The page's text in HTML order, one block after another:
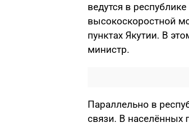
ведутся в
высокоскоростной
пунктах Якутии. В
министр.
Параллельно в
связи. В населённых